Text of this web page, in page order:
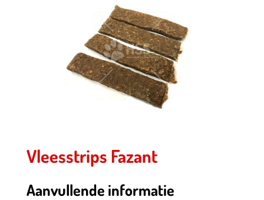
Vleesstrips Fazant
Aanvullende informatie